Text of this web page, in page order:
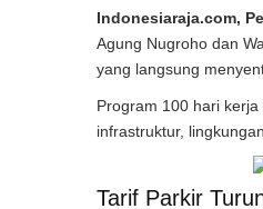
Indonesiaraja.com,
Agung Nugroho dan
yang langsung
Program 100 hari
infrastruktur,
Tarif Parkir